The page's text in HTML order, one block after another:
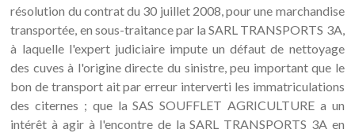
résolution du contrat du 30 juillet 2008, pour une marchandise
transportée, en sous-traitance par la SARL TRANSPORTS 3A,
à laquelle l'expert judiciaire impute un défaut de nettoyage
des cuves à l'origine directe du sinistre, peu important que le
bon de transport ait par erreur interverti les immatriculations
des citernes ; que la SAS SOUFFLET AGRICULTURE a un
intérêt à agir à l'encontre de la SARL TRANSPORTS 3A en